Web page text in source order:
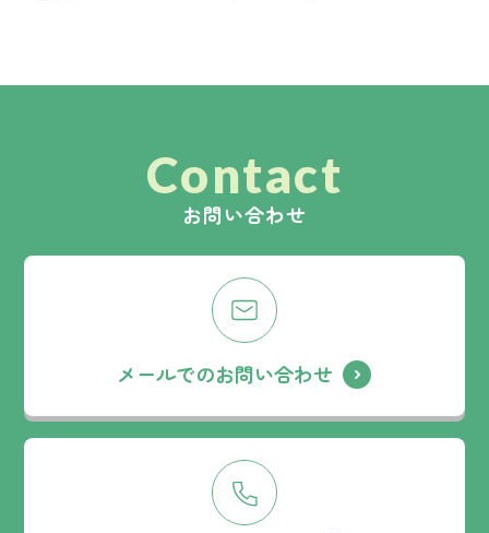
Contact
お問い合わせ
メールでのお問い合わせ